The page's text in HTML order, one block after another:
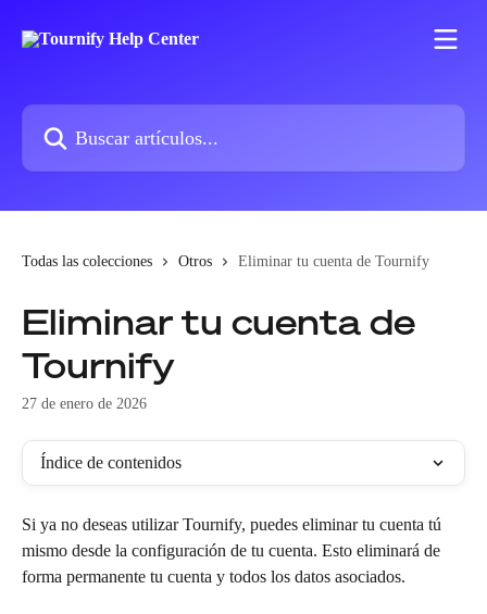
Buscar artículos...
Todas las colecciones Otros Eliminar tu cuenta de Tournify
Eliminar tu cuenta de
Tournify
27 de enero de 2026
Índice de contenidos
Si ya no deseas utilizar Tournify, puedes eliminar tu cuenta tú
mismo desde la configuración de tu cuenta. Esto eliminará de
forma permanente tu cuenta y todos los datos asociados.